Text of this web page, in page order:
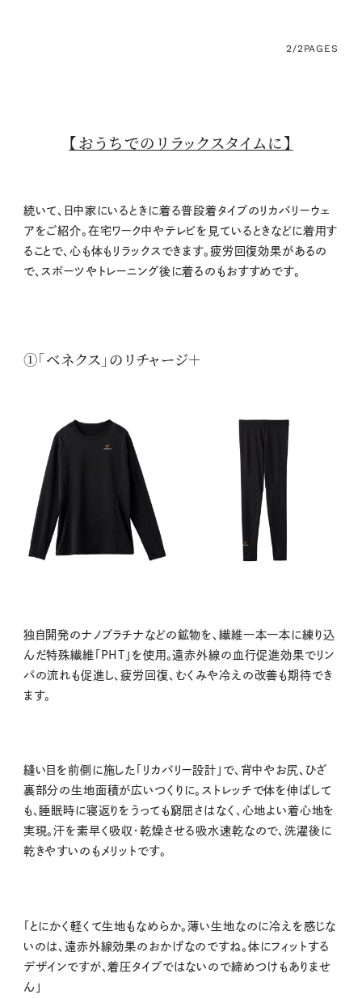
2/2 PAGES
【おうちでのリラックスタイムに】
続いて、日中家にいるときに着る普段着タイプのリカバリーウェ
アをご紹介。在宅ワーク中やテレビを見ているときなどに着用す
ることで、心も体もリラックスできます。疲労回復効果があるの
で、スポーツやトレーニング後に着るのもおすすめです。
①「ベネクス」のリチャージ＋
独自開発のナノプラチナなどの鉱物を、繊維一本一本に練り込
んだ特殊繊維「PHT」を使用。遠赤外線の血行促進効果でリン
パの流れも促進し、疲労回復、むくみや冷えの改善も期待でき
ます。
縫い目を前側に施した「リカバリー設計」で、背中やお尻、ひざ
裏部分の生地面積が広いつくりに。ストレッチで体を伸ばして
も、睡眠時に寝返りをうっても窮屈さはなく、心地よい着心地を
実現。汗を素早く吸収・乾燥させる吸水速乾なので、洗濯後に
乾きやすいのもメリットです。
「とにかく軽くて生地もなめらか。薄い生地なのに冷えを感じな
いのは、遠赤外線効果のおかげなのですね。体にフィットする
デザインですが、着圧タイプではないので締めつけもありませ
ん」